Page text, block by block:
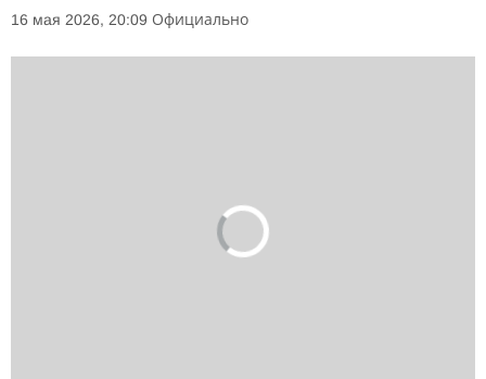
16 мая 2026, 20:09 Официально